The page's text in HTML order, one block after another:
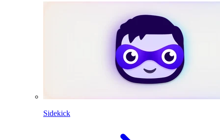
Sidekick